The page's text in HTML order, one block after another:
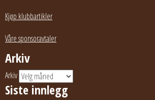
Kjøp klubbartikler
Våre sponsoravtaler
Arkiv
Arkiv
Siste innlegg